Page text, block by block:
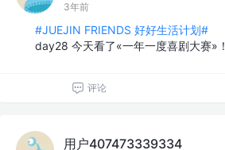
3年前
#JUEJIN FRIENDS 好好生活计划#
day28 今天看了«一年一度喜剧大赛»！
评论
用户407473339334